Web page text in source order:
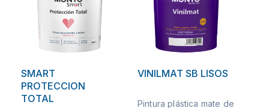
SMART
PROTECCION
TOTAL
VINILMAT SB LISOS
Pintura plástica mate de